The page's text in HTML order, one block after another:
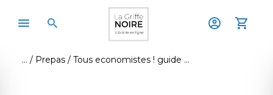
Prepas Tous economistes ! guide d'introduction a l'economie (4e edition)